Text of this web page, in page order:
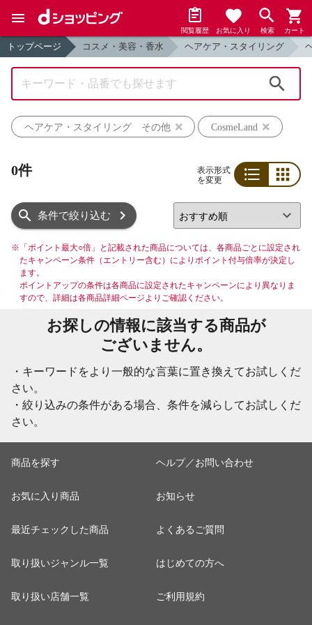
閲覧履歴 お気に入り 検索 カート
トップページ コスメ・美容・香水 ヘアケア・スタイリング
ヘアケア・スタイリング その他
CosmeLand
0件
表示形式
を変更
条件で絞り込む
※ 「ポイント最大○倍」と記載された商品については、各商品ごとに設定され
たキャンペーン条件（エントリー含む）によりポイント付与倍率が決定し
ます。
ポイントアップの条件は各商品に設定されたキャンペーンにより異なりま
すので、詳細は各商品詳細ページよりご確認ください。
お探しの情報に該当する商品が
ございません。
・キーワードをより一般的な言葉に置き換えてお試しくだ
さい。
・絞り込みの条件がある場合、条件を減らしてお試しくだ
さい。
商品を探す
お気に入り商品
最近チェックした商品
取り扱いジャンル一覧
取り扱い店舗一覧
ヘルプ／お問い合わせ
お知らせ
よくあるご質問
はじめての方へ
ご利用規約